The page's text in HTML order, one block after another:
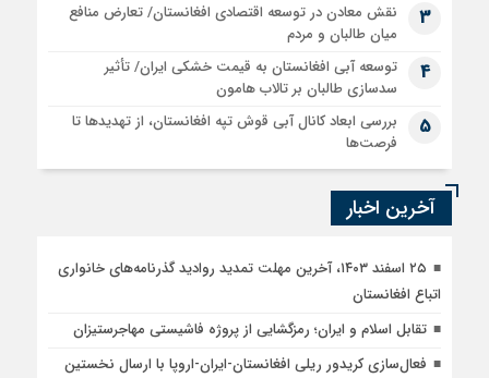
3
نقش معادن در توسعه اقتصادی افغانستان/ تعارض منافع
میان طالبان و مردم
4
توسعه آبی افغانستان به قیمت خشکی ایران/ تأثیر
سدسازی طالبان بر تالاب هامون
5
بررسی ابعاد کانال آبی قوش تپه افغانستان، از تهدیدها تا
فرصت‌ها
آخرین اخبار
۲۵ اسفند ۱۴۰۳، آخرین مهلت تمدید روادید گذرنامه‌های خانواری
اتباع افغانستان
تقابل اسلام و ایران؛ رمزگشایی از پروژه فاشیستی مهاجرستیزان
فعال‌سازی کریدور ریلی افغانستان-ایران-اروپا با ارسال نخستین